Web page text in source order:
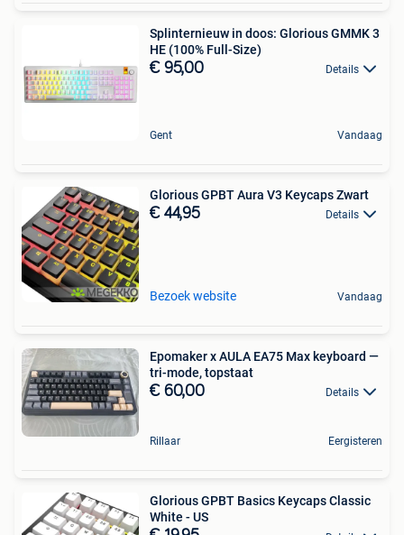
Splinternieuw in doos: Glorious GMMK 3
HE (100% Full-Size)
€ 95,00 Details
Gent Vandaag
Glorious GPBT Aura V3 Keycaps Zwart
€ 44,95 Details
Bezoek website Vandaag
Epomaker x AULA EA75 Max keyboard —
tri-mode, topstaat
€ 60,00 Details
Rillaar Eergisteren
Glorious GPBT Basics Keycaps Classic
White - US